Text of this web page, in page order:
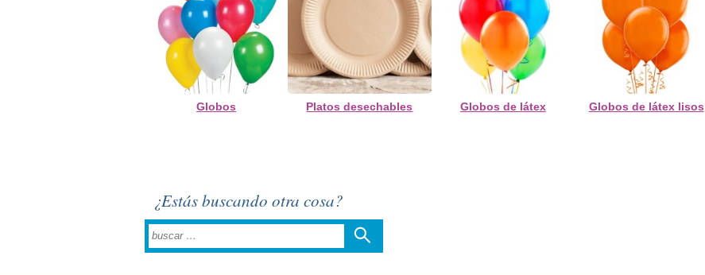
Globos Platos desechables Globos de látex Globos de látex lisos
¿Estás buscando otra cosa?